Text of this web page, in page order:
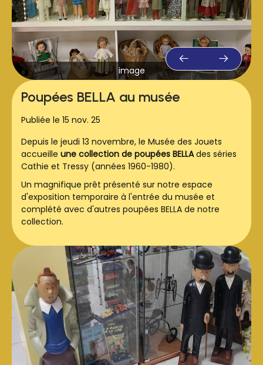
image
Poupées BELLA au musée
Publiée le 15 nov. 25
Depuis le jeudi 13 novembre, le Musée des Jouets
accueille une collection de poupées BELLAdes séries
Cathie et Tressy (années 1960-1980).
Un magnifique prêt présenté sur notre espace
d'exposition temporaire à l'entrée du musée et
complété avec d'autres poupées BELLA de notre
collection.
Cette collection appartient à Béatrice LEMAIRE . Merci
pour ce prêt.
A découvrir sans modération.